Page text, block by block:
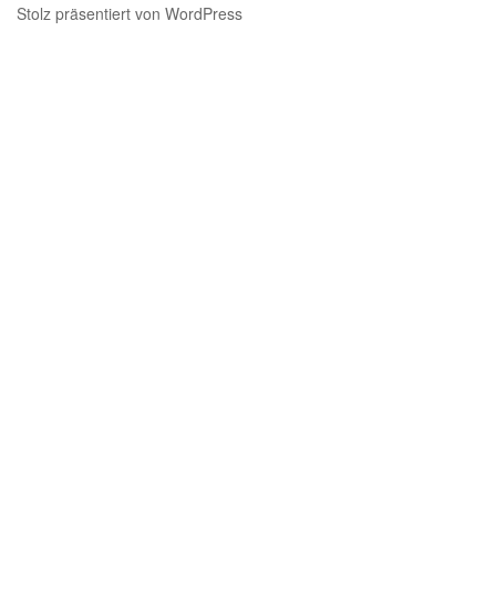
Stolz präsentiert von WordPress